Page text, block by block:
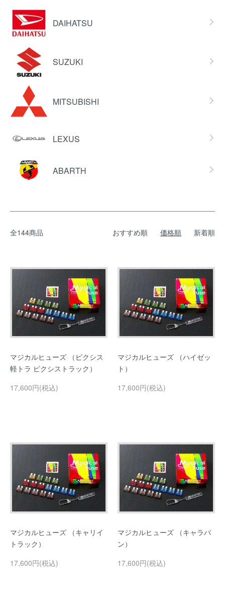
DAIHATSU
SUZUKI
MITSUBISHI
LEXUS
ABARTH
全144商品 おすすめ順 価格順 新着順
マジカルヒューズ （ピクシス
軽トラ ピクシストラック）
17,600円(税込)
マジカルヒューズ （ハイゼッ
ト）
17,600円(税込)
マジカルヒューズ （キャリイ
トラック）
17,600円(税込)
マジカルヒューズ （キャラバ
ン）
17,600円(税込)